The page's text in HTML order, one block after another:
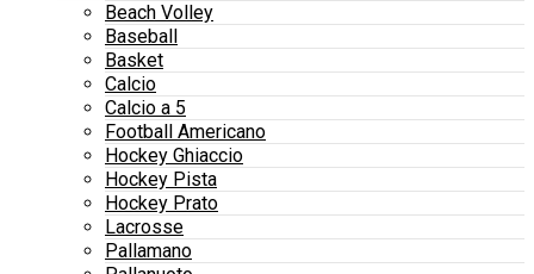
Beach Volley
Baseball
Basket
Calcio
Calcio a 5
Football Americano
Hockey Ghiaccio
Hockey Pista
Hockey Prato
Lacrosse
Pallamano